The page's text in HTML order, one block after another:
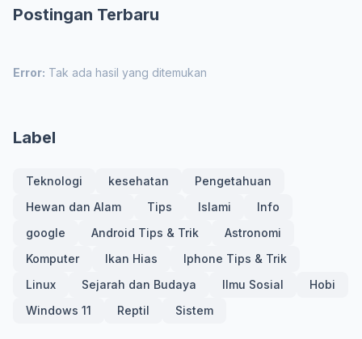
Postingan Terbaru
Error: Tak ada hasil yang ditemukan
Label
Teknologi kesehatan
Pengetahuan
Hewan dan Alam
Tips Islami
Info
google
Android Tips & Trik
Astronomi
Komputer
Ikan Hias
Iphone Tips & Trik
Linux
Sejarah dan Budaya Ilmu Sosial
Hobi
Windows 11
Reptil Sistem